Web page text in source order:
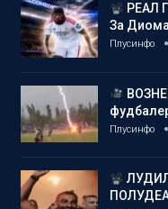
РЕАЛ
За
Плусинфо
Плусинфо